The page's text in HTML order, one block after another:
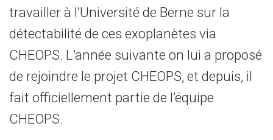
travailler à l’Université de Berne sur la
détectabilité de ces exoplanètes via
CHEOPS. L’année suivante on lui a proposé
de rejoindre le projet CHEOPS, et depuis, il
fait officiellement partie de l’équipe
CHEOPS.